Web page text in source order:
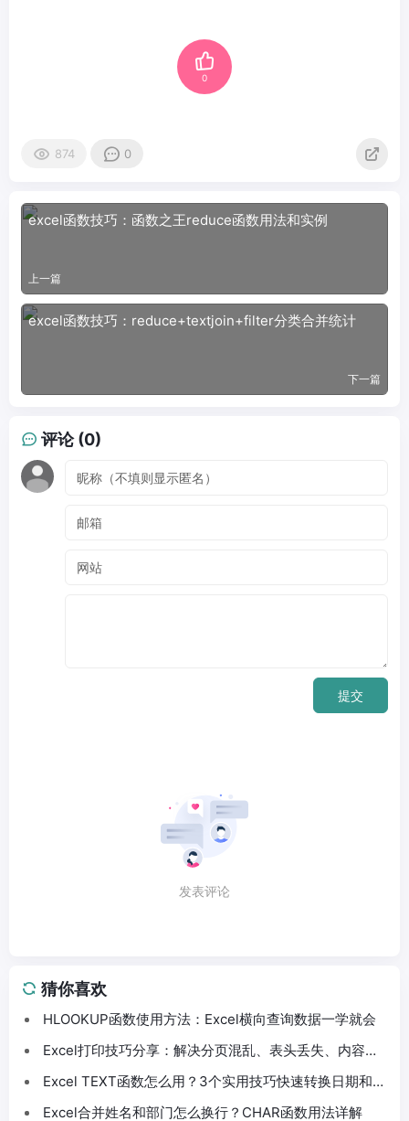
0
874 0
excel函数技巧：函数之王reduce函数用法和实例
上一篇
excel函数技巧：reduce+textjoin+filter分类合并统计
下一篇
评论 (0)
提交
发表评论
猜你喜欢
HLOOKUP函数使用方法：Excel横向查询数据一学就会
Excel打印技巧分享：解决分页混乱、表头丢失、内容截
Excel TEXT函数怎么用？3个实用技巧快速转换日期和数
Excel合并姓名和部门怎么换行？CHAR函数用法详解